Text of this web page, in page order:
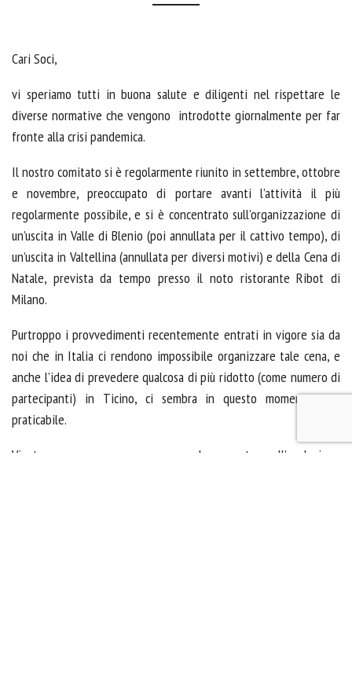
Cari Soci,
vi speriamo tutti in buona salute e diligenti nel rispettare le
diverse normative che vengono introdotte giornalmente per far
fronte alla crisi pandemica.
Il nostro comitato si è regolarmente riunito in settembre, ottobre
e novembre, preoccupato di portare avanti l’attività il più
regolarmente possibile, e si è concentrato sull’organizzazione di
un’uscita in Valle di Blenio (poi annullata per il cattivo tempo), di
un’uscita in Valtellina (annullata per diversi motivi) e della Cena di
Natale, prevista da tempo presso il noto ristorante Ribot di
Milano.
Purtroppo i provvedimenti recentemente entrati in vigore sia da
noi che in Italia ci rendono impossibile organizzare tale cena, e
anche l’idea di prevedere qualcosa di più ridotto (come numero di
partecipanti) in Ticino, ci sembra in questo momento non
praticabile.
Vi terremo comunque sempre al corrente sull’evoluzione